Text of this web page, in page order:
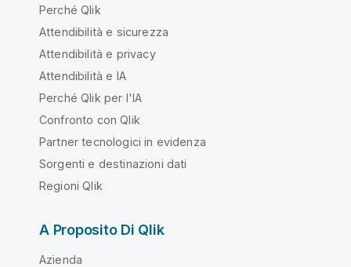
Perché Qlik
Attendibilità e sicurezza
Attendibilità e privacy
Attendibilità e IA
Perché Qlik per l'IA
Confronto con Qlik
Partner tecnologici in evidenza
Sorgenti e destinazioni dati
Regioni Qlik
A Proposito Di Qlik
Azienda